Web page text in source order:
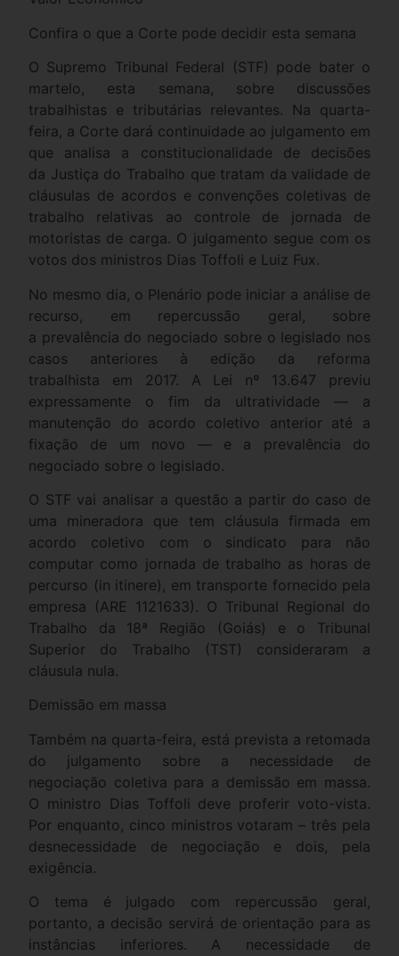
Confira o que a Corte pode decidir esta semana
O Supremo Tribunal Federal (STF) pode bater o
martelo, esta semana, sobre discussões
trabalhistas e tributárias relevantes. Na quarta-
feira, a Corte dará continuidade ao julgamento em
que analisa a constitucionalidade de decisões
da Justiça do Trabalho que tratam da validade de
cláusulas de acordos e convenções coletivas de
trabalho relativas ao controle de jornada de
motoristas de carga. O julgamento segue com os
votos dos ministros Dias Toffoli e Luiz Fux.
No mesmo dia, o Plenário pode iniciar a análise de
recurso, em repercussão geral, sobre
a prevalência do negociado sobre o legislado nos
casos anteriores à edição da reforma
trabalhista em 2017. A Lei nº 13.647 previu
expressamente o fim da ultratividade — a
manutenção do acordo coletivo anterior até a
fixação de um novo — e a prevalência do
negociado sobre o legislado.
O STF vai analisar a questão a partir do caso de
uma mineradora que tem cláusula firmada em
acordo coletivo com o sindicato para não
computar como jornada de trabalho as horas de
percurso (in itinere), em transporte fornecido pela
empresa (ARE 1121633). O Tribunal Regional do
Trabalho da 18ª Região (Goiás) e o Tribunal
Superior do Trabalho (TST) consideraram a
cláusula nula.
Demissão em massa
Também na quarta-feira, está prevista a retomada
do julgamento sobre a necessidade de
negociação coletiva para a demissão em massa.
O ministro Dias Toffoli deve proferir voto-vista.
Por enquanto, cinco ministros votaram – três pela
desnecessidade de negociação e dois, pela
exigência.
O tema é julgado com repercussão geral,
portanto, a decisão servirá de orientação para as
instâncias inferiores. A necessidade de